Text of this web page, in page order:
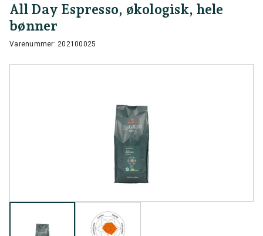
All Day Espresso, økologisk, hele
bønner
Varenummer: 202100025